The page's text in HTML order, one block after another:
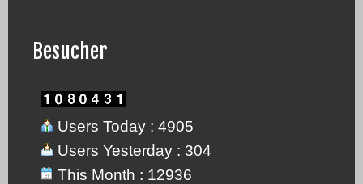
Besucher
Users Today : 4905
Users Yesterday : 304
This Month : 12936